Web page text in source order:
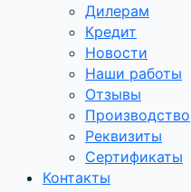
Дилерам
Кредит
Новости
Наши работы
Отзывы
Производство
Реквизиты
Сертификаты
Контакты